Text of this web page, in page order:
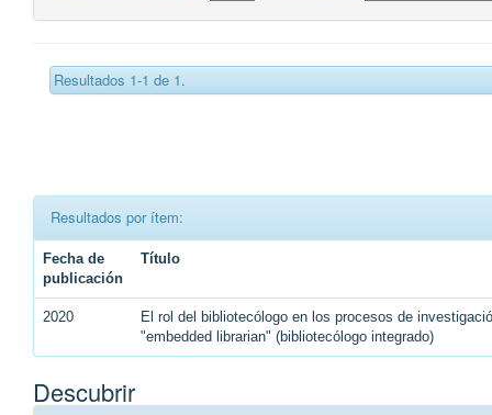
Resultados 1-1 de 1.
Resultados por ítem:
Fecha de
publicación
Título
2020
El rol del bibliotecólogo en los procesos de
"embedded librarian" (bibliotecólogo integrado)
Descubrir